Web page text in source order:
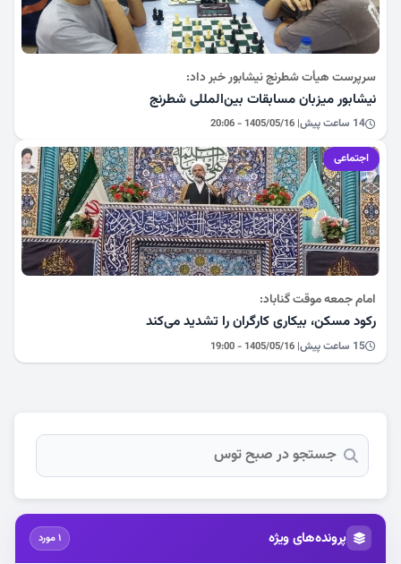
سرپرست هیأت شطرنج نیشابور خبر داد:
نیشابور میزبان مسابقات بین‌المللی شطرنج
14 ساعت پیش | 1405/05/16 - 20:06
اجتماعی
امام جمعه موقت گناباد:
رکود مسکن، بیکاری کارگران را تشدید می‌کند
15 ساعت پیش | 1405/05/16 - 19:00
پرونده‌های ویژه 1 مورد